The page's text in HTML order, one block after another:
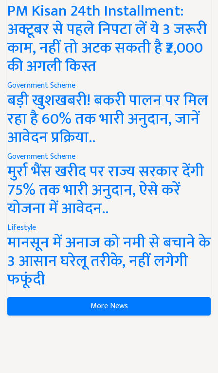
PM Kisan 24th Installment:
अक्टूबर से पहले निपटा लें ये 3 जरूरी
काम, नहीं तो अटक सकती है ₹2,000
की अगली किस्त
Government Scheme
बड़ी खुशखबरी! बकरी पालन पर मिल
रहा है 60% तक भारी अनुदान, जानें
आवेदन प्रक्रिया..
Government Scheme
मुर्रा भैंस खरीद पर राज्य सरकार देंगी
75% तक भारी अनुदान, ऐसे करें
योजना में आवेदन..
Lifestyle
मानसून में अनाज को नमी से बचाने के
3 आसान घरेलू तरीके, नहीं लगेगी
फफूंदी
More News